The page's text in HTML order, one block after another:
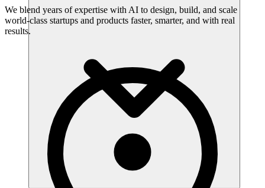
We blend years of expertise with AI to design, build, and scale
world-class startups and products faster, smarter, and with real
results.